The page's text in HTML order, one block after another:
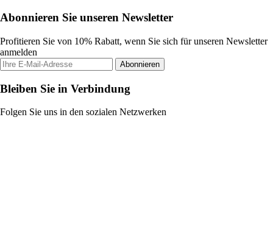
Abonnieren Sie unseren Newsletter
Profitieren Sie von 10% Rabatt, wenn Sie sich für unseren Newsletter
anmelden
Abonnieren
Bleiben Sie in Verbindung
Folgen Sie uns in den sozialen Netzwerken